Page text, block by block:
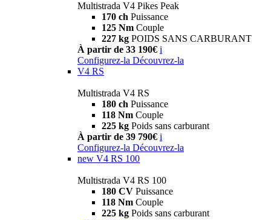
Multistrada V4 Pikes Peak
170 ch Puissance
125 Nm Couple
227 kg POIDS SANS CARBURANT
À partir de 33 190€ i
Configurez-la Découvrez-la
V4 RS
Multistrada V4 RS
180 ch Puissance
118 Nm Couple
225 kg Poids sans carburant
À partir de 39 790€ i
Configurez-la Découvrez-la
new V4 RS 100
Multistrada V4 RS 100
180 CV Puissance
118 Nm Couple
225 kg Poids sans carburant